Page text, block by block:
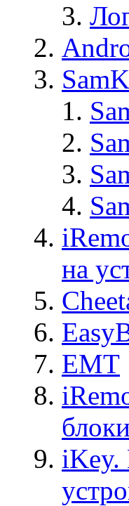
на
EMT
iKey.